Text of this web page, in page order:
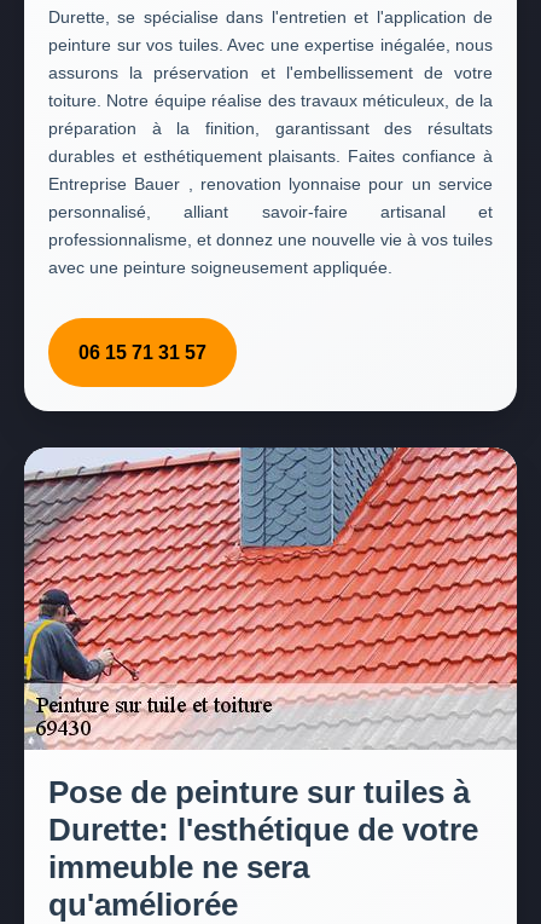
Durette, se spécialise dans l'entretien et l'application de
peinture sur vos tuiles. Avec une expertise inégalée, nous
assurons la préservation et l'embellissement de votre
toiture. Notre équipe réalise des travaux méticuleux, de la
préparation à la finition, garantissant des résultats
durables et esthétiquement plaisants. Faites confiance à
Entreprise Bauer , renovation lyonnaise pour un service
personnalisé, alliant savoir-faire artisanal et
professionnalisme, et donnez une nouvelle vie à vos tuiles
avec une peinture soigneusement appliquée.
06 15 71 31 57
Pose de peinture sur tuiles à
Durette: l'esthétique de votre
immeuble ne sera
qu'améliorée